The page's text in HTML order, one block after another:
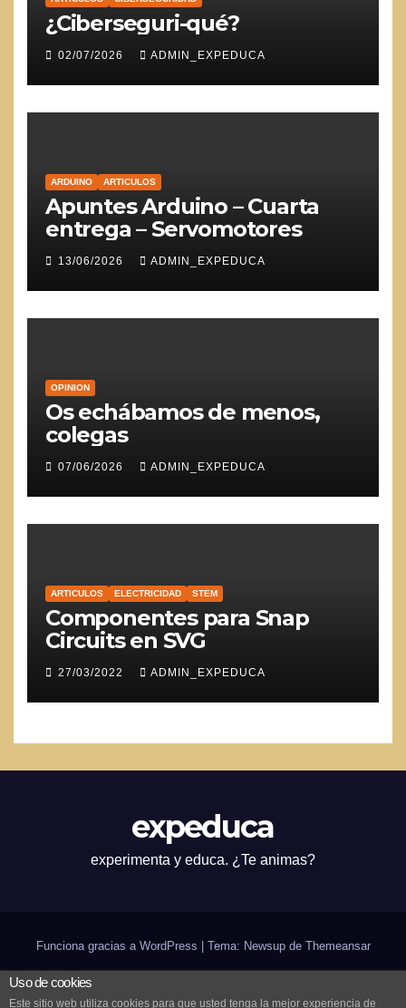
¿Ciberseguri-qué?
02/07/2026 ADMIN_EXPEDUCA
ARDUINO ARTICULOS
Apuntes Arduino – Cuarta
entrega – Servomotores
13/06/2026 ADMIN_EXPEDUCA
OPINION
Os echábamos de menos,
colegas
07/06/2026 ADMIN_EXPEDUCA
ARTICULOS ELECTRICIDAD STEM
Componentes para Snap
Circuits en SVG
27/03/2022 ADMIN_EXPEDUCA
expeduca
experimenta y educa. ¿Te animas?
Funciona gracias a WordPress Tema: Newsup de Themeansar
Inicio ¿expeduca?
Uso de cookies
Este sitio web utiliza cookies para que usted tenga la mejor experiencia de